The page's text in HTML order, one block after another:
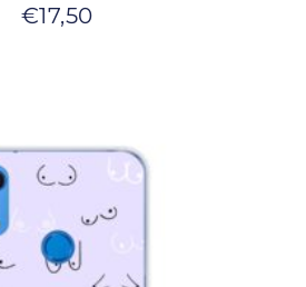
€17,50